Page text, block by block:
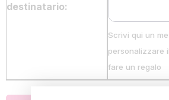
destinatario:
Scrivi qui un
personalizzare
fare un regalo